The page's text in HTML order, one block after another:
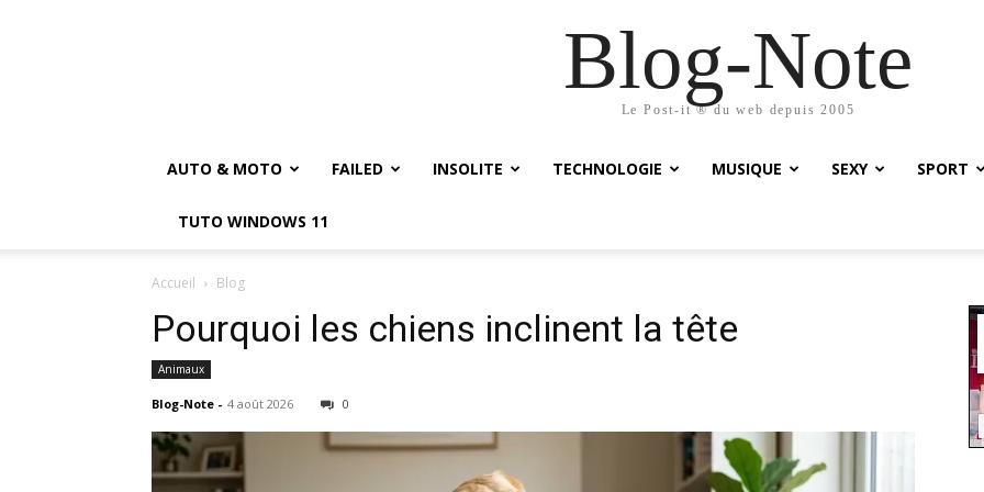
Blog-Note
Le Post-it ® du web depuis 2005
AUTO & MOTO FAILED INSOLITE TECHNOLOGIE MUSIQUE SEXY SPORT
TUTO WINDOWS 11
Accueil Blog
Pourquoi les chiens inclinent la tête
Animaux
Blog-Note - 4 août 2026 0